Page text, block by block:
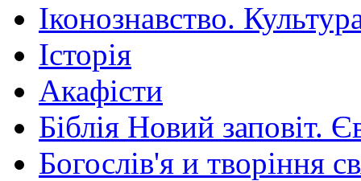
Іконознавство.
Історія
Акафісти
Біблія Новий заповіт.
Богослів'я и творіння